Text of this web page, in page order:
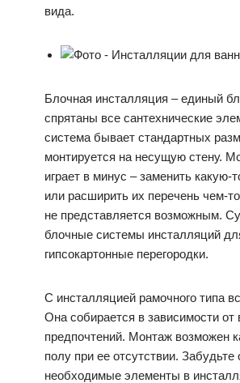
вида.
Блочная инсталляция – единый
спрятаны все сантехнические
система бывает стандартных
монтируется на несущую стену.
играет в минус – заменить какую-
или расширить их перечень чем-
не представляется возможным.
блочные системы инсталляций
гипсокартонные перегородки.
С инсталляцией рамочного типа
Она собирается в зависимости от
предпочтений. Монтаж возможен
полу при ее отсутствии. Забудьте
необходимые элементы в